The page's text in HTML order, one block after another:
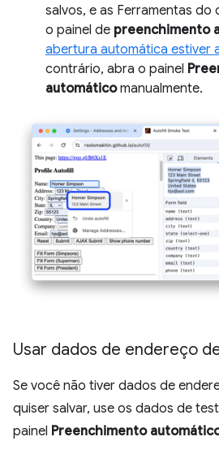
salvos, e as Ferramentas do
o painel de preenchimento
abertura automática estiver
contrário, abra o painel
automáticomanualmente.
Usar dados de endereço
Se você não tiver dados de
quiser salvar, use os dados de
painel Preenchimento